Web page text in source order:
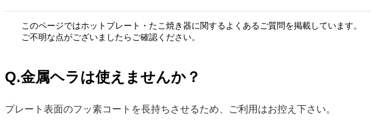
このページではホットプレート・たこ焼き器に関するよくあるご質問を掲載しています。
ご不明な点がございましたらご確認ください。
Q.金属ヘラは使えませんか？
プレート表面のフッ素コートを長持ちさせるため、ご利用はお控え下さい。